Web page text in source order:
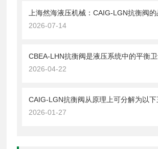
2026-07-14
CBEA-LHN抗衡阀是液压系统中的平衡
2026-04-22
CAIG-LGN抗衡阀从原理上可分解为以
2026-01-27